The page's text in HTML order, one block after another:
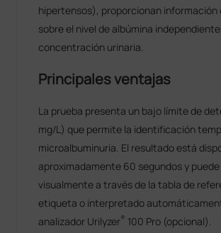
hipertensos), proporcionan información
sobre el nivel de albúmina
concentración urinaria.
Principales ventajas
La prueba presenta un bajo límite de
mg/L) que permite la identificación
microalbuminuria. El resultado está
aproximadamente 60 segundos y
visualmente a través de la tabla de
etiqueta o interpretado
analizador Urilyzer® 100 Pro (opcional).